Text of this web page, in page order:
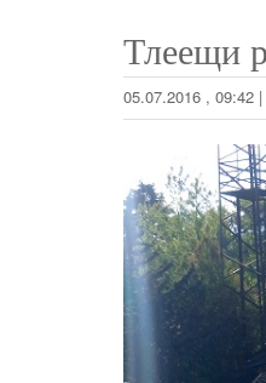
Тлеещи
05.07.2016 , 09:42 |